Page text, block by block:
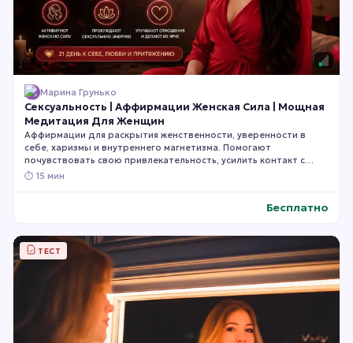
Марина Грунько
Сексуальность | Аффирмации Женская Сила | Мощная
Медитация Для Женщин
Аффирмации для раскрытия женственности, уверенности в
себе, харизмы и внутреннего магнетизма. Помогают
почувствовать свою привлекательность, усилить контакт с
собственной чувственностью, стать более раскрепощённой,
⏱ 15 мин
Бесплатно
ТЕСТ